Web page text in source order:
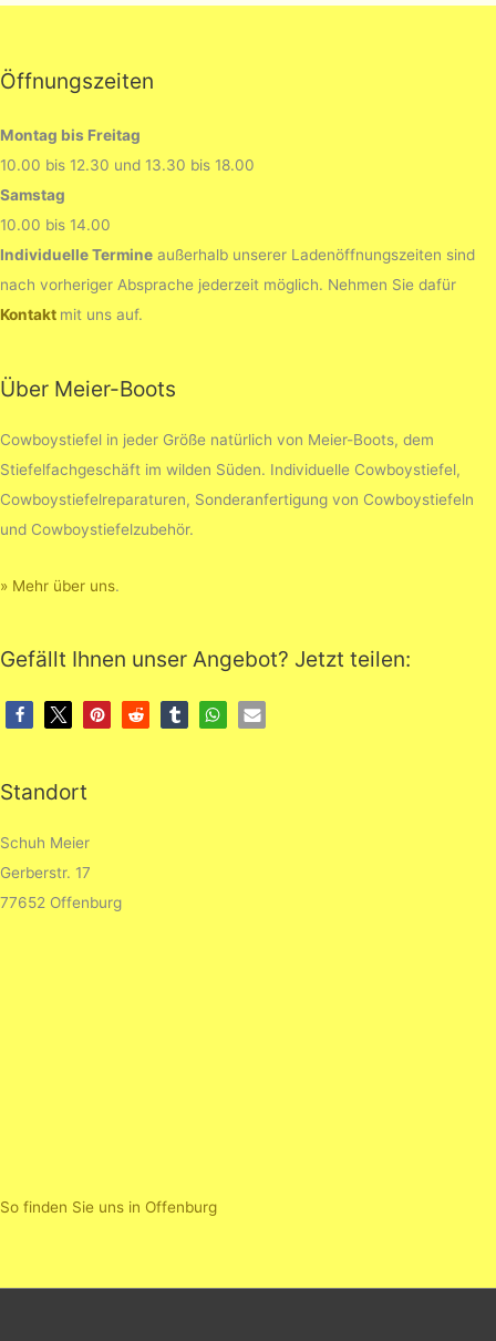
Öffnungszeiten
Montag bis Freitag
10.00 bis 12.30 und 13.30 bis 18.00
Samstag
10.00 bis 14.00
Individuelle Termine außerhalb unserer Ladenöffnungszeiten sind
nach vorheriger Absprache jederzeit möglich. Nehmen Sie dafür
Kontakt mit uns auf.
Über Meier-Boots
Cowboystiefel in jeder Größe natürlich von Meier-Boots, dem
Stiefelfachgeschäft im wilden Süden. Individuelle Cowboystiefel,
Cowboystiefelreparaturen, Sonderanfertigung von Cowboystiefeln
und Cowboystiefelzubehör.
» Mehr über uns.
Gefällt Ihnen unser Angebot? Jetzt teilen:
Standort
Schuh Meier
Gerberstr. 17
77652 Offenburg
So finden Sie uns in Offenburg